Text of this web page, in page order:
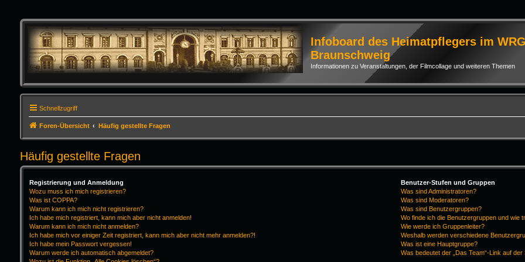
Infoboard des Heimatpflegers im WRG
Braunschweig
Informationen zu Veranstaltungen, der Filmcollage und weiteren Themen
Schnellzugriff
Foren-Übersicht Häufig gestellte Fragen
Häufig gestellte Fragen
Registrierung und Anmeldung
Wozu muss ich mich registrieren?
Was ist COPPA?
Warum kann ich mich nicht registrieren?
Ich habe mich registriert, kann mich aber nicht anmelden!
Warum kann ich mich nicht anmelden?
Ich habe mich vor einiger Zeit registriert, kann mich aber nicht mehr anmelden?!
Ich habe mein Passwort vergessen!
Warum werde ich automatisch abgemeldet?
Benutzer-Stufen und Gruppen
Was sind Administratoren?
Was sind Moderatoren?
Was sind Benutzergruppen?
Wo finde ich die Benutzergruppen und wie
Wie werde ich Gruppenleiter?
Weshalb werden verschiedene
Was ist eine Hauptgruppe?
Was bedeutet der „Das Team“-Link auf der